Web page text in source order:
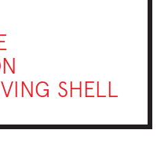
SHELL